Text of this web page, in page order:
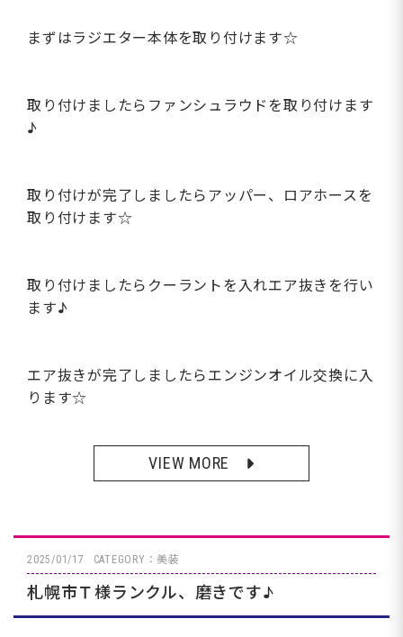
まずはラジエター本体を取り付けます☆
取り付けましたらファンシュラウドを取り付けます
♪
取り付けが完了しましたらアッパー、ロアホースを
取り付けます☆
取り付けましたらクーラントを入れエア抜きを行い
ます♪
エア抜きが完了しましたらエンジンオイル交換に入
ります☆
VIEW MORE
2025/01/17 CATEGORY：美装
札幌市Ｔ様ランクル、磨きです♪